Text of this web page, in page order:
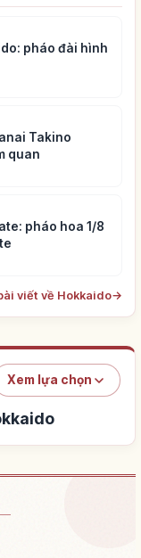
pháo đài hình
Takino
quan
pháo hoa 1/8
viết về Hokkaido→
Xem lựa chọn